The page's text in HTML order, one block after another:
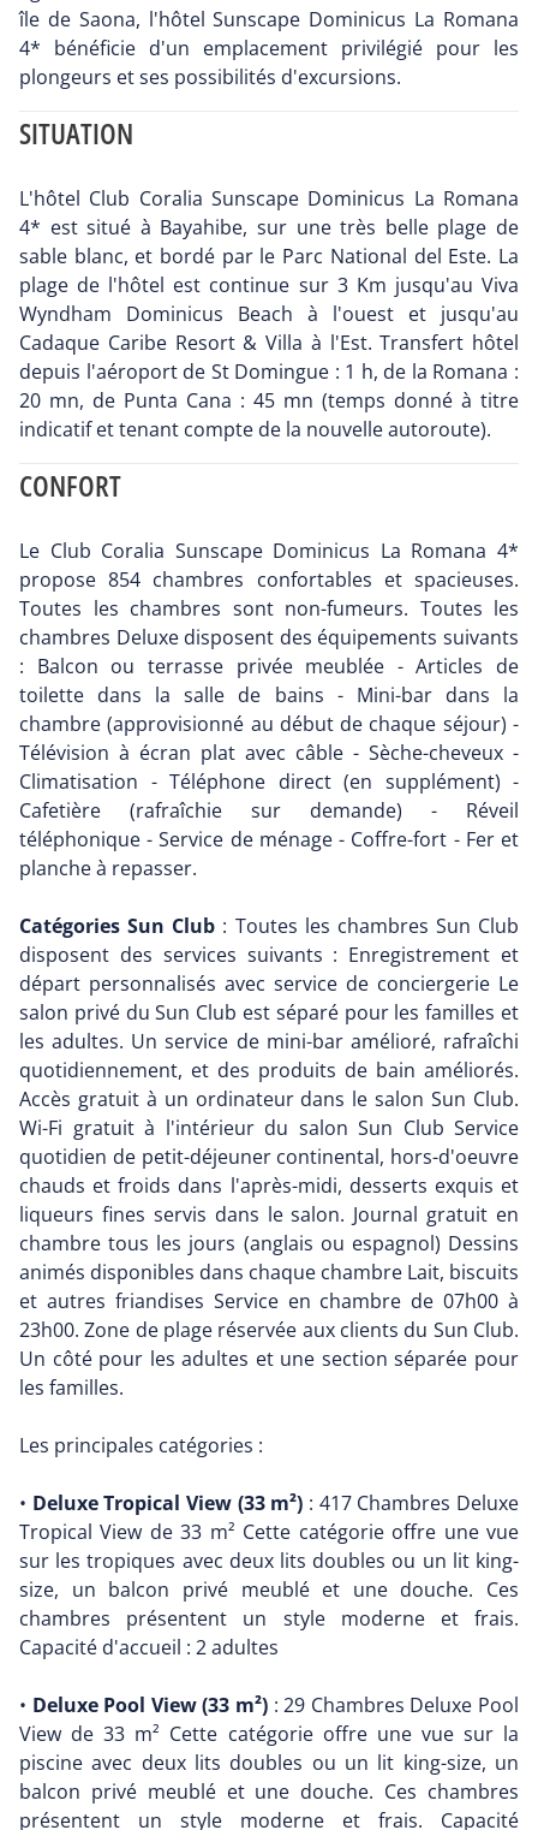
île de Saona, l'hôtel Sunscape Dominicus La Romana
4* bénéficie d'un emplacement privilégié pour les
plongeurs et ses possibilités d'excursions.
SITUATION
L'hôtel Club Coralia Sunscape Dominicus La Romana
4* est situé à Bayahibe, sur une très belle plage de
sable blanc, et bordé par le Parc National del Este. La
plage de l'hôtel est continue sur 3 Km jusqu'au Viva
Wyndham Dominicus Beach à l'ouest et jusqu'au
Cadaque Caribe Resort & Villa à l'Est. Transfert hôtel
depuis l'aéroport de St Domingue : 1 h, de la Romana :
20 mn, de Punta Cana : 45 mn (temps donné à titre
indicatif et tenant compte de la nouvelle autoroute).
CONFORT
Le Club Coralia Sunscape Dominicus La Romana 4*
propose 854 chambres confortables et spacieuses.
Toutes les chambres sont non-fumeurs. Toutes les
chambres Deluxe disposent des équipements suivants
: Balcon ou terrasse privée meublée - Articles de
toilette dans la salle de bains - Mini-bar dans la
chambre (approvisionné au début de chaque séjour) -
Télévision à écran plat avec câble - Sèche-cheveux -
Climatisation - Téléphone direct (en supplément) -
Cafetière (rafraîchie sur demande) - Réveil
téléphonique - Service de ménage - Coffre-fort - Fer et
planche à repasser.
Catégories Sun Club : Toutes les chambres Sun Club
disposent des services suivants : Enregistrement et
départ personnalisés avec service de conciergerie Le
salon privé du Sun Club est séparé pour les familles et
les adultes. Un service de mini-bar amélioré, rafraîchi
quotidiennement, et des produits de bain améliorés.
Accès gratuit à un ordinateur dans le salon Sun Club.
Wi-Fi gratuit à l'intérieur du salon Sun Club Service
quotidien de petit-déjeuner continental, hors-d'oeuvre
chauds et froids dans l'après-midi, desserts exquis et
liqueurs fines servis dans le salon. Journal gratuit en
chambre tous les jours (anglais ou espagnol) Dessins
animés disponibles dans chaque chambre Lait, biscuits
et autres friandises Service en chambre de 07h00 à
23h00. Zone de plage réservée aux clients du Sun Club.
Un côté pour les adultes et une section séparée pour
les familles.
Les principales catégories :
• Deluxe Tropical View (33 m²) : 417 Chambres Deluxe
Tropical View de 33 m² Cette catégorie offre une vue
sur les tropiques avec deux lits doubles ou un lit king-
size, un balcon privé meublé et une douche. Ces
chambres présentent un style moderne et frais.
Capacité d'accueil : 2 adultes
• Deluxe Pool View (33 m²) : 29 Chambres Deluxe Pool
View de 33 m² Cette catégorie offre une vue sur la
piscine avec deux lits doubles ou un lit king-size, un
balcon privé meublé et une douche. Ces chambres
présentent un style moderne et frais. Capacité